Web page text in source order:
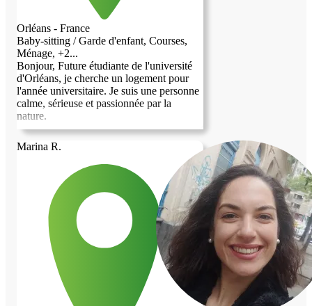
Orléans - France
Baby-sitting / Garde d'enfant, Courses,
Ménage, +2...
Bonjour, Future étudiante de l'université
d'Orléans, je cherche un logement pour
l'année universitaire. Je suis une personne
calme, sérieuse et passionnée par la
nature.
Marina R.